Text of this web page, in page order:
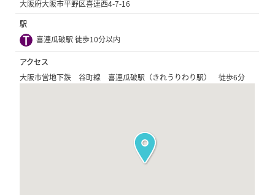
大阪府大阪市平野区喜連西4-7-16
駅
喜連瓜破駅 徒歩10分以内
アクセス
大阪市営地下鉄 谷町線 喜連瓜破駅（きれうりわり駅） 徒歩6分